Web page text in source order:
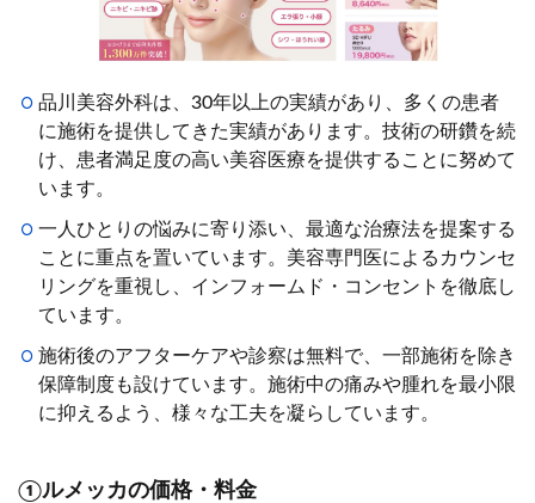
品川美容外科は、30年以上の実績があり、多くの患者
に施術を提供してきた実績があります。技術の研鑽を続
け、患者満足度の高い美容医療を提供することに努めて
います。
一人ひとりの悩みに寄り添い、最適な治療法を提案する
ことに重点を置いています。美容専門医によるカウンセ
リングを重視し、インフォームド・コンセントを徹底し
ています。
施術後のアフターケアや診察は無料で、一部施術を除き
保障制度も設けています。施術中の痛みや腫れを最小限
に抑えるよう、様々な工夫を凝らしています。
①ルメッカの価格・料金